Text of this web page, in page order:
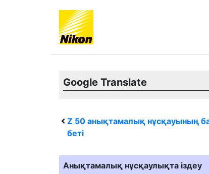
Google Translate
Z 50 анықтамалық нұсқауының
беті
Анықтамалық нұсқаулықта іздеу